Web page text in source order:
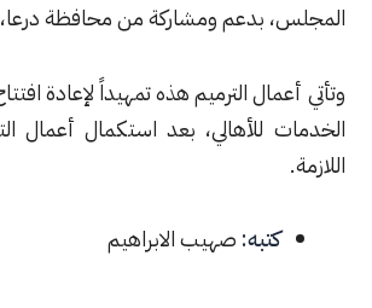
بدعم ومشاركة من محافظة درعا،
الترميم هذه تمهيداً لإعادة افتتاح مبنى
للأهالي، بعد استكمال أعمال التأهيل
صهيب الابراهيم